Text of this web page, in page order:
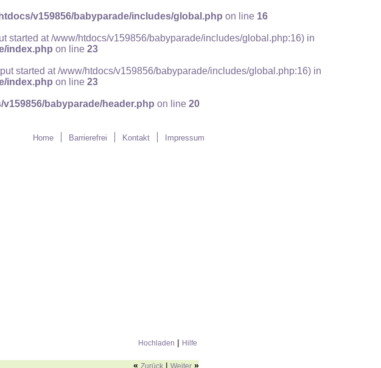
v159856/babyparade/includes/global.php on line 16
started at /www/htdocs/v159856/babyparade/includes/global.php:16) in
index.php on line 23
started at /www/htdocs/v159856/babyparade/includes/global.php:16) in
index.php on line 23
v159856/babyparade/header.php on line 20
Home Barrierefrei Kontakt Impressum
Hochladen | Hilfe
« Zurück | Weiter »